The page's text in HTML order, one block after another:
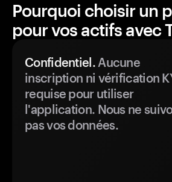
Pourquoi choisir un
pour vos actifs avec
Confidentiel.Aucune
inscription ni vérification
requise pour utiliser
l'application. Nous ne
pas vos données.